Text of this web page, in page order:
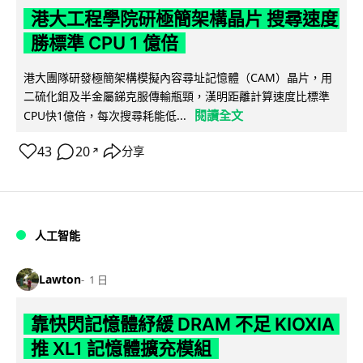
港大工程學院研極簡架構晶片 搜尋速度
勝標準 CPU 1 億倍
港大團隊研發極簡架構模擬內容尋址記憶體（CAM）晶片，用
二硫化鉬及半金屬銻克服傳輸瓶頸，漢明距離計算速度比標準
CPU快1億倍，每次搜尋耗能低...
閱讀全文
43 20 ↗ 分享
人工智能
Lawton 1 日
靠快閃記憶體紓緩 DRAM 不足 KIOXIA
推 XL1 記憶體擴充模組